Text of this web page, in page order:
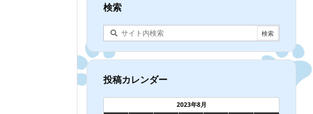
検索
投稿カレンダー
2023年8月